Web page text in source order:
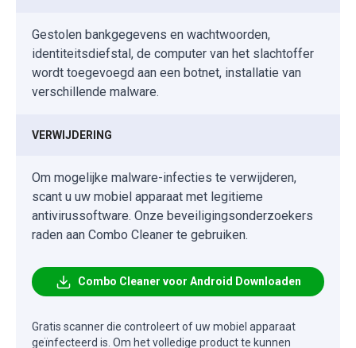
Gestolen bankgegevens en wachtwoorden,
identiteitsdiefstal, de computer van het slachtoffer
wordt toegevoegd aan een botnet, installatie van
verschillende malware.
VERWIJDERING
Om mogelijke malware-infecties te verwijderen,
scant u uw mobiel apparaat met legitieme
antivirussoftware. Onze beveiligingsonderzoekers
raden aan Combo Cleaner te gebruiken.
Combo Cleaner voor Android Downloaden
Gratis scanner die controleert of uw mobiel apparaat
geïnfecteerd is. Om het volledige product te kunnen